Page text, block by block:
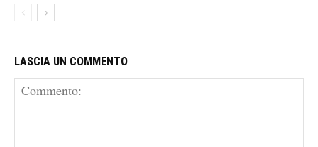
LASCIA UN COMMENTO